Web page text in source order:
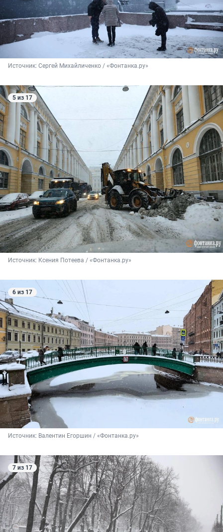
Источник: Сергей Михайличенко / «Фонтанка.ру»
5 из 17
Источник: Ксения Потеева / «Фонтанка.ру»
6 из 17
Источник: Валентин Егоршин / «Фонтанка.ру»
7 из 17